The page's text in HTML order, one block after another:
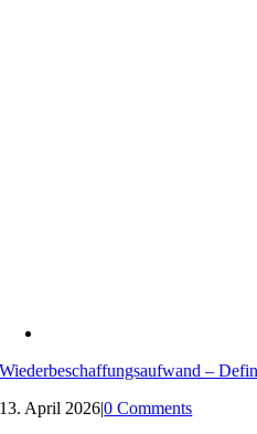
Wiederbeschaffungsaufwand –
13. April 2026|0 Comments